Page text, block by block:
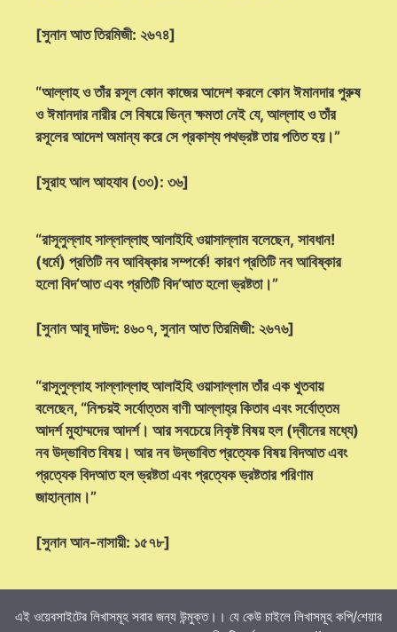
[সুনান আত তিরমিজী: ২৬৭৪]
“আল্লাহ ও তাঁর রসূল কোন কাজের আদেশ করলে কোন ঈমানদার পুরুষ
ও ঈমানদার নারীর সে বিষয়ে ভিন্ন ক্ষমতা নেই যে, আল্লাহ ও তাঁর
রসূলের আদেশ অমান্য করে সে প্রকাশ্য পথভ্রষ্ট তায় পতিত হয়।”
[সূরাহ আল আহযাব (৩৩): ৩৬]
“রাসূলুল্লাহ সাল্লাল্লাহু আলাইহি ওয়াসাল্লাম বলেছেন, সাবধান!
(ধর্মে) প্রতিটি নব আবিষ্কার সম্পর্কে! কারণ প্রতিটি নব আবিষ্কার
হলো বিদ‘আত এবং প্রতিটি বিদ‘আত হলো ভ্রষ্টতা।”
[সুনান আবূ দাউদ: ৪৬০৭, সুনান আত তিরমিজী: ২৬৭৬]
“রাসূলুল্লাহ সাল্লাল্লাহু আলাইহি ওয়াসাল্লাম তাঁর এক খুতবায়
বলেছেন, “নিশ্চয়ই সর্বোত্তম বাণী আল্লাহ্‌র কিতাব এবং সর্বোত্তম
আদর্শ মুহাম্মদের আদর্শ। আর সবচেয়ে নিকৃষ্ট বিষয় হল (দ্বীনের মধ্যে)
নব উদ্ভাবিত বিষয়। আর নব উদ্ভাবিত প্রত্যেক বিষয় বিদআত এবং
প্রত্যেক বিদআত হল ভ্রষ্টতা এবং প্রত্যেক ভ্রষ্টতার পরিণাম
জাহান্নাম।”
[সুনান আন-নাসায়ী: ১৫৭৮]
এই ওয়েবসাইটের লিখাসমূহ সবার জন্য উন্মুক্ত।। যে কেউ চাইলে লিখাসমূহ কপি/শেয়ার